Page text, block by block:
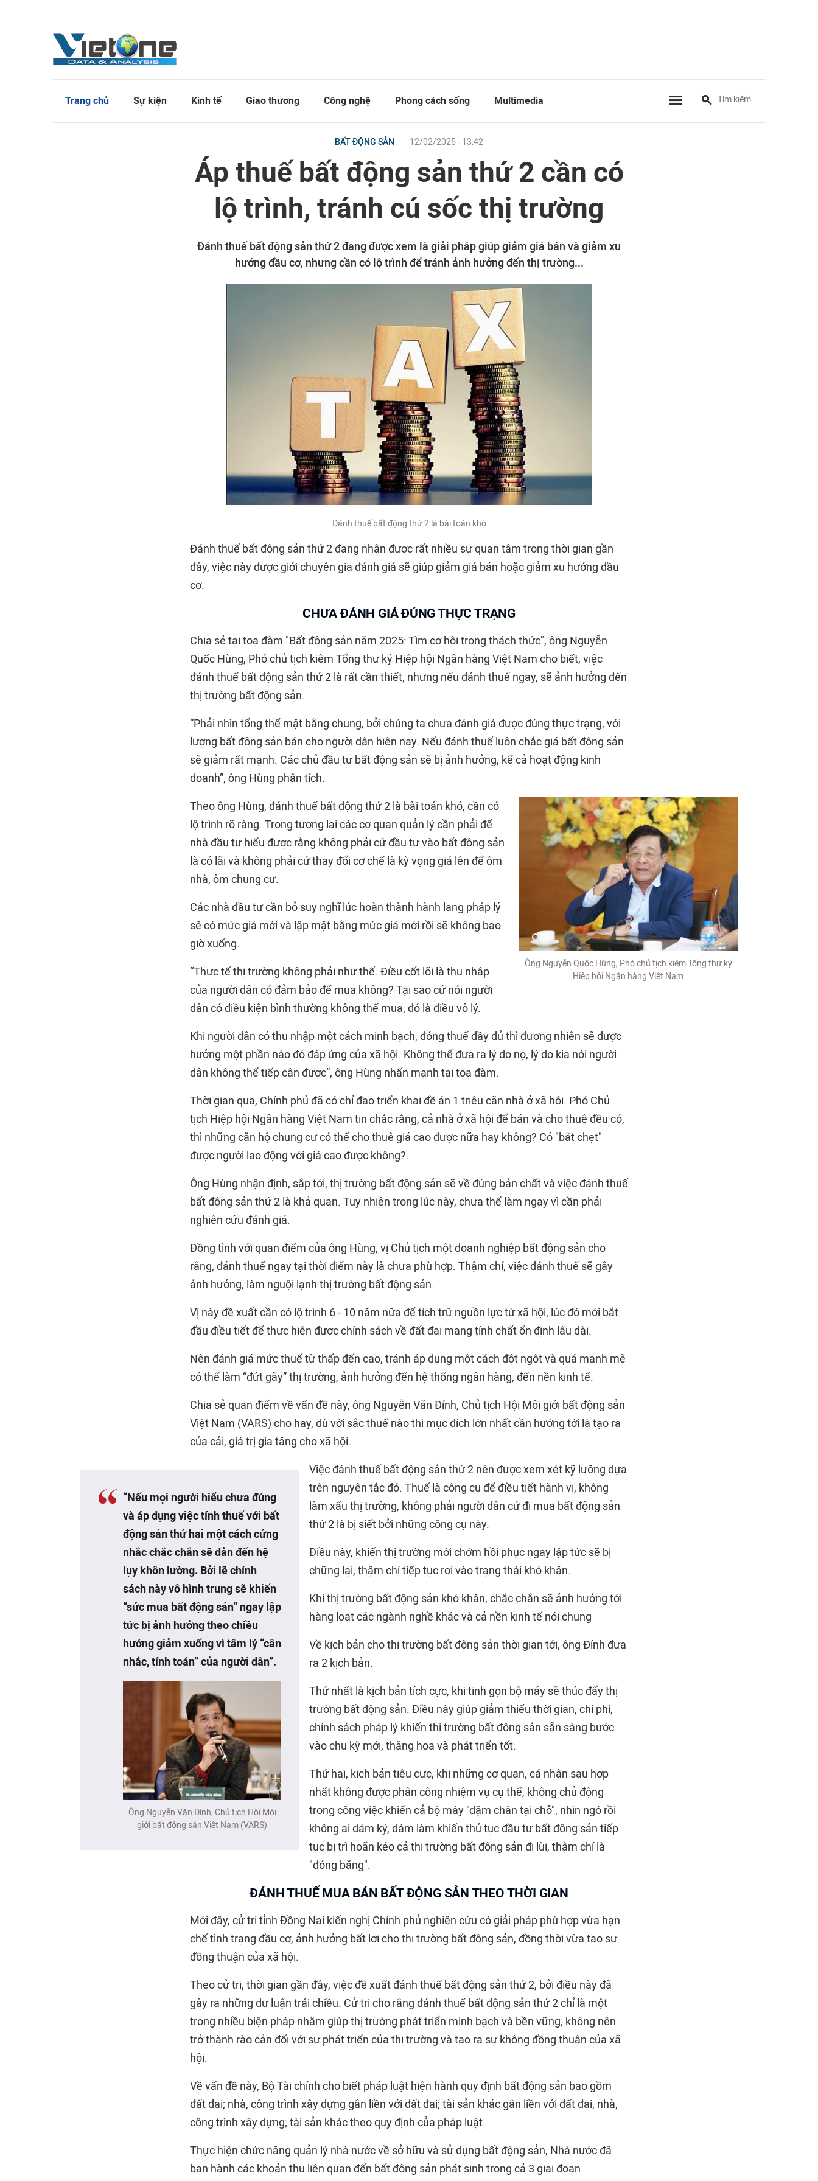
Trang chủ Sự kiện Kinh tế Giao thương Công nghệ Phong cách sống Multimedia
BẤT ĐỘNG SẢN 12/02/2025 - 13:42
Áp thuế bất động sản thứ 2 cần có
lộ trình, tránh cú sốc thị trường
Đánh thuế bất động sản thứ 2 đang được xem là giải pháp giúp giảm giá bán và giảm xu
hướng đầu cơ, nhưng cần có lộ trình để tránh ảnh hưởng đến thị trường...
Đánh thuế bất động thứ 2 là bài toán khó
Đánh thuế bất động sản thứ 2 đang nhận được rất nhiều sự quan tâm trong thời gian gần
đây, việc này được giới chuyên gia đánh giá sẽ giúp giảm giá bán hoặc giảm xu hướng đầu
cơ.
CHƯA ĐÁNH GIÁ ĐÚNG THỰC TRẠNG
Chia sẻ tại toạ đàm "Bất động sản năm 2025: Tìm cơ hội trong thách thức", ông Nguyễn
Quốc Hùng, Phó chủ tịch kiêm Tổng thư ký Hiệp hội Ngân hàng Việt Nam cho biết, việc
đánh thuế bất động sản thứ 2 là rất cần thiết, nhưng nếu đánh thuế ngay, sẽ ảnh hưởng đến
thị trường bất động sản.
“Phải nhìn tổng thể mặt bằng chung, bởi chúng ta chưa đánh giá được đúng thực trạng, với
lượng bất động sản bán cho người dân hiện nay. Nếu đánh thuế luôn chắc giá bất động sản
sẽ giảm rất mạnh. Các chủ đầu tư bất động sản sẽ bị ảnh hưởng, kể cả hoạt động kinh
doanh”, ông Hùng phân tích.
Ông Nguyễn Quốc Hùng, Phó chủ tịch kiêm Tổng thư ký
Hiệp hội Ngân hàng Việt Nam
Theo ông Hùng, đánh thuế bất động thứ 2 là bài toán khó, cần có
lộ trình rõ ràng. Trong tương lai các cơ quan quản lý cần phải để
nhà đầu tư hiểu được rằng không phải cứ đầu tư vào bất động sản
là có lãi và không phải cứ thay đổi cơ chế là kỳ vọng giá lên để ôm
nhà, ôm chung cư.
Các nhà đầu tư cần bỏ suy nghĩ lúc hoàn thành hành lang pháp lý
sẽ có mức giá mới và lập mặt bằng mức giá mới rồi sẽ không bao
giờ xuống.
“Thực tế thị trường không phải như thế. Điều cốt lõi là thu nhập
của người dân có đảm bảo để mua không? Tại sao cứ nói người
dân có điều kiện bình thường không thể mua, đó là điều vô lý.
Khi người dân có thu nhập một cách minh bạch, đóng thuế đầy đủ thì đương nhiên sẽ được
hưởng một phần nào đó đáp ứng của xã hội. Không thể đưa ra lý do nọ, lý do kia nói người
dân không thể tiếp cận được”, ông Hùng nhấn mạnh tại toạ đàm.
Thời gian qua, Chính phủ đã có chỉ đạo triển khai đề án 1 triệu căn nhà ở xã hội. Phó Chủ
tịch Hiệp hội Ngân hàng Việt Nam tin chắc rằng, cả nhà ở xã hội để bán và cho thuê đều có,
thì những căn hộ chung cư có thể cho thuê giá cao được nữa hay không? Có "bắt chẹt"
được người lao động với giá cao được không?.
Ông Hùng nhận định, sắp tới, thị trường bất động sản sẽ về đúng bản chất và việc đánh thuế
bất động sản thứ 2 là khả quan. Tuy nhiên trong lúc này, chưa thể làm ngay vì cần phải
nghiên cứu đánh giá.
Đồng tình với quan điểm của ông Hùng, vị Chủ tịch một doanh nghiệp bất động sản cho
rằng, đánh thuế ngay tại thời điểm này là chưa phù hợp. Thậm chí, việc đánh thuế sẽ gây
ảnh hưởng, làm nguội lạnh thị trường bất động sản.
Vị này đề xuất cần có lộ trình 6 - 10 năm nữa để tích trữ nguồn lực từ xã hội, lúc đó mới bắt
đầu điều tiết để thực hiện được chính sách về đất đai mang tính chất ổn định lâu dài.
Nên đánh giá mức thuế từ thấp đến cao, tránh áp dụng một cách đột ngột và quá mạnh mẽ
có thể làm “đứt gãy” thị trường, ảnh hưởng đến hệ thống ngân hàng, đến nền kinh tế.
Chia sẻ quan điểm về vấn đề này, ông Nguyễn Văn Đính, Chủ tịch Hội Môi giới bất động sản
Việt Nam (VARS) cho hay, dù với sắc thuế nào thì mục đích lớn nhất cần hướng tới là tạo ra
của cải, giá trị gia tăng cho xã hội.
“Nếu mọi người hiểu chưa đúng
và áp dụng việc tính thuế với bất
động sản thứ hai một cách cứng
nhắc chắc chắn sẽ dẫn đến hệ
lụy khôn lường. Bởi lẽ chính
sách này vô hình trung sẽ khiến
“sức mua bất động sản” ngay lập
tức bị ảnh hưởng theo chiều
hướng giảm xuống vì tâm lý “cân
nhắc, tính toán” của người dân”.
Ông Nguyễn Văn Đính, Chủ tịch Hội Môi
giới bất động sản Việt Nam (VARS)
Việc đánh thuế bất động sản thứ 2 nên được xem xét kỹ lưỡng dựa
trên nguyên tắc đó. Thuế là công cụ để điều tiết hành vi, không
làm xấu thị trường, không phải người dân cứ đi mua bất động sản
thứ 2 là bị siết bởi những công cụ này.
Điều này, khiến thị trường mới chớm hồi phục ngay lập tức sẽ bị
chững lại, thậm chí tiếp tục rơi vào trạng thái khó khăn.
Khi thị trường bất động sản khó khăn, chắc chắn sẽ ảnh hưởng tới
hàng loạt các ngành nghề khác và cả nền kinh tế nói chung
Về kịch bản cho thị trường bất động sản thời gian tới, ông Đính đưa
ra 2 kịch bản.
Thứ nhất là kịch bản tích cực, khi tinh gọn bộ máy sẽ thúc đẩy thị
trường bất động sản. Điều này giúp giảm thiểu thời gian, chi phí,
chính sách pháp lý khiến thị trường bất động sản sẵn sàng bước
vào chu kỳ mới, thăng hoa và phát triển tốt.
Thứ hai, kịch bản tiêu cực, khi những cơ quan, cá nhân sau hợp
nhất không được phân công nhiệm vụ cụ thể, không chủ động
trong công việc khiến cả bộ máy "dậm chân tại chỗ", nhìn ngó rồi
không ai dám ký, dám làm khiến thủ tục đầu tư bất động sản tiếp
tục bị trì hoãn kéo cả thị trường bất động sản đi lùi, thậm chí là
"đóng băng".
ĐÁNH THUẾ MUA BÁN BẤT ĐỘNG SẢN THEO THỜI GIAN
Mới đây, cử tri tỉnh Đồng Nai kiến nghị Chính phủ nghiên cứu có giải pháp phù hợp vừa hạn
chế tình trạng đầu cơ, ảnh hưởng bất lợi cho thị trường bất động sản, đồng thời vừa tạo sự
đồng thuận của xã hội.
Theo cử tri, thời gian gần đây, việc đề xuất đánh thuế bất động sản thứ 2, bởi điều này đã
gây ra những dư luận trái chiều. Cử tri cho rằng đánh thuế bất động sản thứ 2 chỉ là một
trong nhiều biện pháp nhằm giúp thị trường phát triển minh bạch và bền vững; không nên
trở thành rào cản đối với sự phát triển của thị trường và tạo ra sự không đồng thuận của xã
hội.
Về vấn đề này, Bộ Tài chính cho biết pháp luật hiện hành quy định bất động sản bao gồm
đất đai; nhà, công trình xây dựng gắn liền với đất đai; tài sản khác gắn liền với đất đai, nhà,
công trình xây dựng; tài sản khác theo quy định của pháp luật.
Thực hiện chức năng quản lý nhà nước về sở hữu và sử dụng bất động sản, Nhà nước đã
ban hành các khoản thu liên quan đến bất động sản phát sinh trong cả 3 giai đoạn.